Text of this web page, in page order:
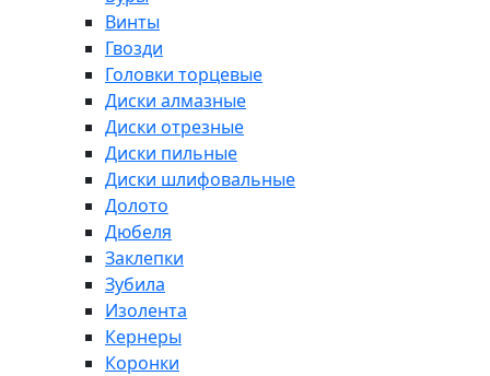
Винты
Гвозди
Головки торцевые
Диски алмазные
Диски отрезные
Диски пильные
Диски шлифовальные
Долото
Дюбеля
Заклепки
Зубила
Изолента
Кернеры
Коронки